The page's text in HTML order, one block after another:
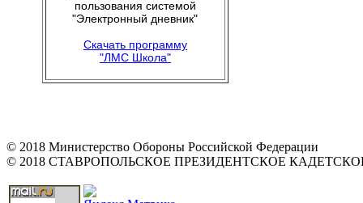
пользования системой
"Электронный дневник"
Скачать программу
"ЛМС Школа"
© 2018 Министерство Обороны Российской Федерации
© 2018 СТАВРОПОЛЬСКОЕ ПРЕЗИДЕНТСКОЕ